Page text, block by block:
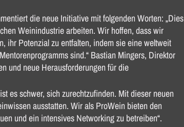
die neue Initiative mit folgenden Worten: „Dies
Weinindustrie arbeiten. Wir hoffen, dass wir
ihr Potenzial zu entfalten, indem sie eine weltweit
sind.“ Bastian Mingers, Direktor
und neue Herausforderungen für die
es schwer, sich zurechtzufinden. Mit dieser neuen
ausstatten. Wir als ProWein bieten den
und ein intensives Networking zu betreiben“.